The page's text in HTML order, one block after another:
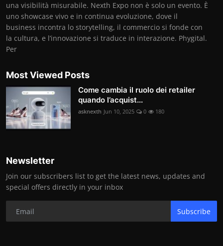
una visibilità misurabile. Nexth Expo non è solo un evento. È
uno showcase vivo e in continua evoluzione, dove il
business incontra lo storytelling, il commercio si fonde con
la cultura, e l’innovazione si traduce in interazione. Phygital.
Per
Most Viewed Posts
Come cambia il ruolo dei retailer
quando l’acquist...
asknexth Jun 10, 2025 0 180
Newsletter
Join our subscribers list to get the latest news, updates and
special offers directly in your inbox
Subscribe